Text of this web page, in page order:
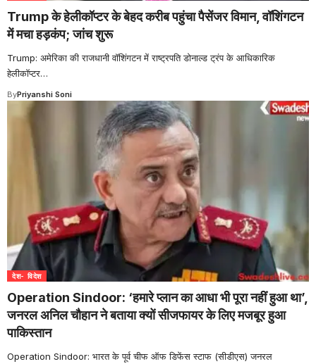
Trump के हेलीकॉप्टर के बेहद करीब पहुंचा पैसेंजर विमान, वॉशिंगटन
में मचा हड़कंप; जांच शुरू
Trump: अमेरिका की राजधानी वॉशिंगटन में राष्ट्रपति डोनाल्ड ट्रंप के आधिकारिक
हेलीकॉप्टर…
ByPriyanshi Soni
देश- विदेश
Operation Sindoor: ‘हमारे प्लान का आधा भी पूरा नहीं हुआ था’,
जनरल अनिल चौहान ने बताया क्यों सीजफायर के लिए मजबूर हुआ
पाकिस्तान
Operation Sindoor: भारत के पूर्व चीफ ऑफ डिफेंस स्टाफ (सीडीएस) जनरल